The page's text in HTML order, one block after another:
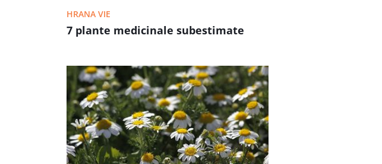
HRANA VIE
7 plante medicinale subestimate